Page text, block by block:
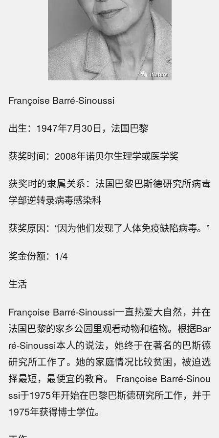
Françoise Barré-Sinoussi
出生：1947年7月30日，法国巴黎
获奖时间：2008年诺贝尔生理学或医学奖
获奖时的隶属关系：法国巴黎巴斯德研究所病毒
学部逆转录病毒感染科
获奖原因：“因为他们发现了人体免疫缺陷病毒。”
奖金份额：1/4
生活
Françoise Barré-Sinoussi一直热爱大自然，并在
法国巴黎的家乡公园里观看动物和植物。根据Bar
ré-Sinoussi本人的说法，她终于在著名的巴斯德
研究所工作了。她的家庭情况比较贫困，被迫选
择最短，最便宜的教育。 Françoise Barré-Sinou
ssi于1975年开始在巴黎巴斯德研究所工作，并于
1975年获得博士学位。